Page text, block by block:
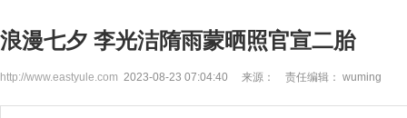
浪漫七夕 李光洁隋雨蒙晒照官宣二胎
http://www.eastyule.com 2023-08-23 07:04:40 来源： 责任编辑： wuming